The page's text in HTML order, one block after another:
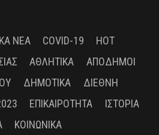
ΝΈΑ COVID-19
HOT
ΑΘΛΗΤΙΚΆ
ΑΠΌΔΗΜΟΙ
ΔΗΜΟΤΙΚΆ
ΔΙΕΘΝΉ
ΕΠΙΚΑΙΡΌΤΗΤΑ
ΙΣΤΟΡΊΑ
ΚΟΙΝΩΝΙΚΆ